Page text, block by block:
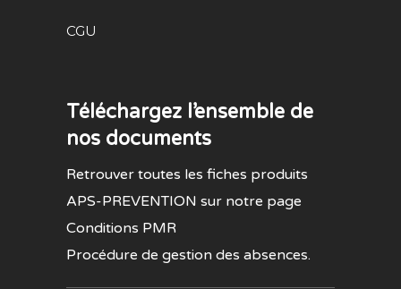
CGU
Téléchargez l’ensemble de
nos documents
Retrouver toutes les fiches produits
APS-PREVENTION sur notre page
Conditions PMR
Procédure de gestion des absences.